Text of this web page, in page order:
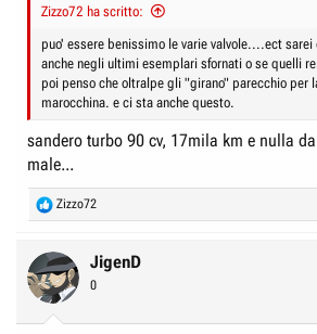
Zizzo72 ha scritto:
puo' essere benissimo le varie valvole....ect
anche negli ultimi esemplari sfornati o se quelli
poi penso che oltralpe gli "girano" parecchio per
marocchina. e ci sta anche questo.
sandero turbo 90 cv, 17mila km e nulla
male...
R
e
c
t
i
Zizzo72
JigenD
0